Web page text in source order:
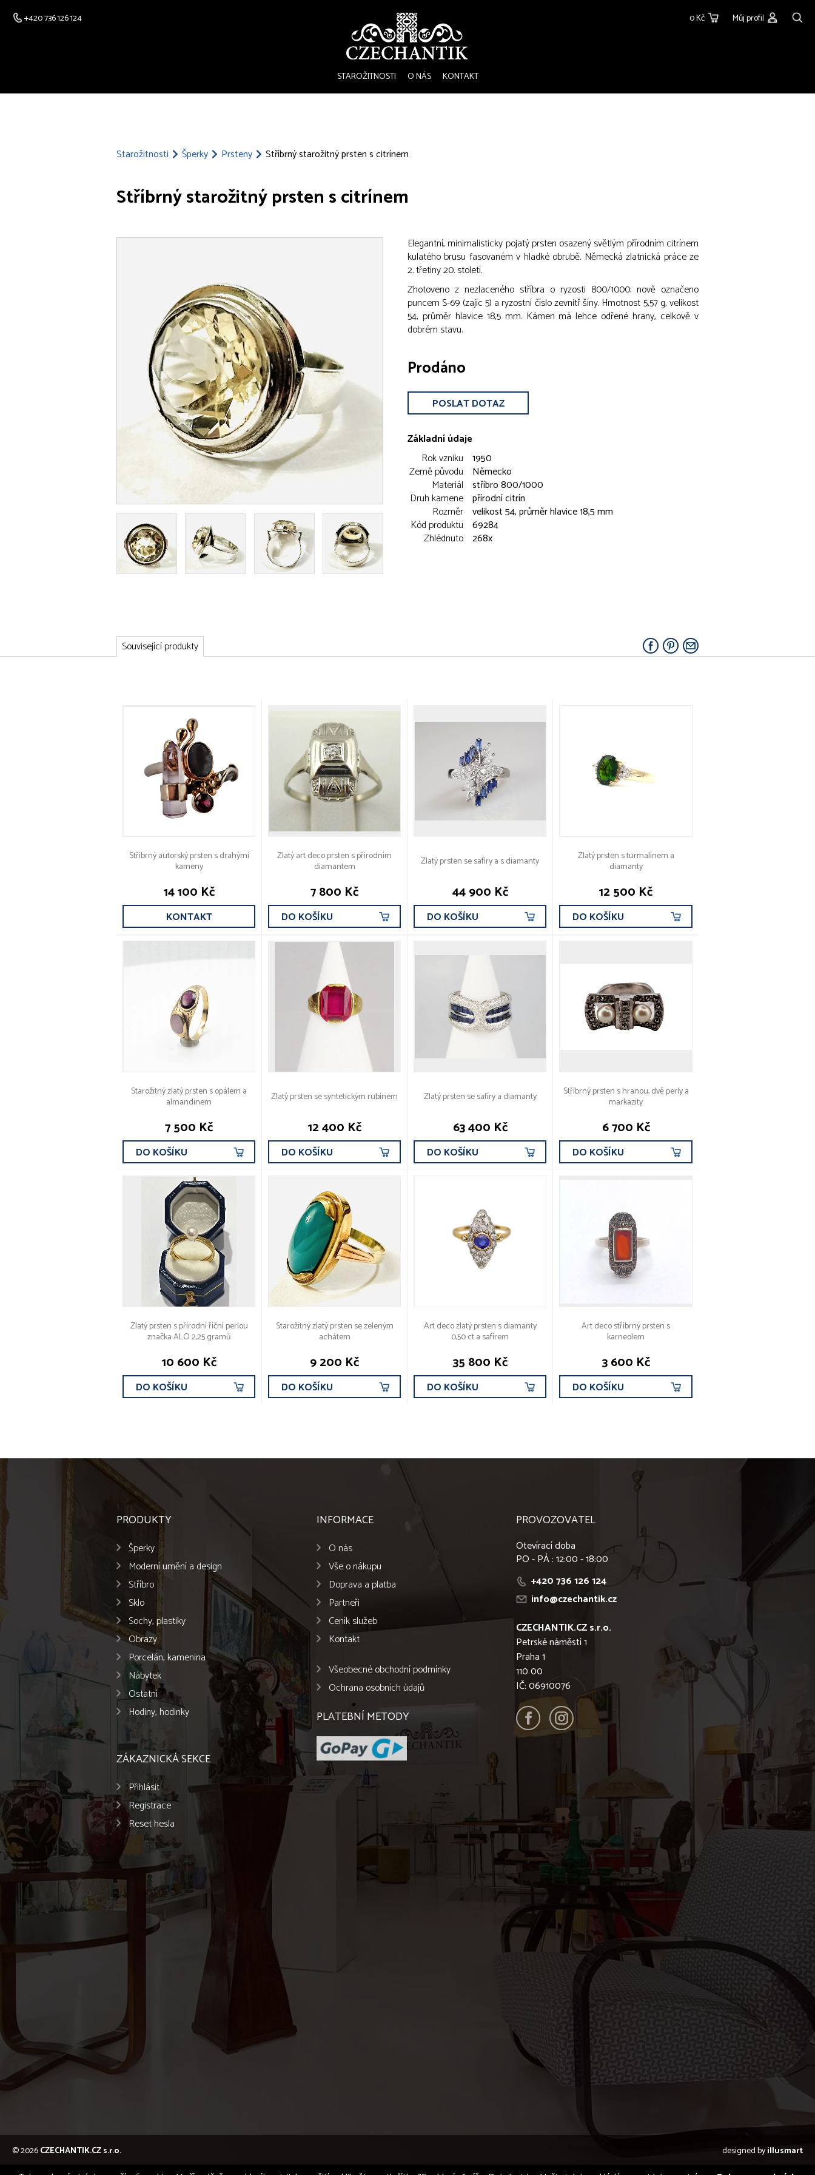
+420 736 126 124 0 Kč Můj profil
STAROŽITNOSTI O NÁS KONTAKT
Starožitnosti Šperky Prsteny Stříbrný starožitný prsten s citrínem
Stříbrný starožitný prsten s citrínem
Elegantní, minimalisticky pojatý prsten osazený světlým přírodním citrínem
kulatého brusu fasovaném v hladké obrubě. Německá zlatnická práce ze
2. třetiny 20. století.
Zhotoveno z nezlaceného stříbra o ryzosti 800/1000; nově označeno
puncem S-69 (zajíc 5) a ryzostní číslo zevnitř šíny. Hmotnost 5,57 g, velikost
54, průměr hlavice 18,5 mm. Kámen má lehce odřené hrany, celkově v
dobrém stavu.
Prodáno
POSLAT DOTAZ
Základní údaje
Rok vzniku 1950
Země původu
Německo
Materiál stříbro 800/1000
Druh kamene přírodní citrín
Rozměr velikost 54, průměr hlavice 18,5 mm
Kód produktu 69284
Zhlédnuto 268x
Související produkty
Stříbrný autorský prsten s drahými
kameny
14 100 Kč
KONTAKT
Zlatý art deco prsten s přírodním
diamantem
7 800 Kč
DO KOŠÍKU
Zlatý prsten se safíry a s diamanty
44 900 Kč
DO KOŠÍKU
Zlatý prsten s turmalínem a
diamanty
12 500 Kč
DO KOŠÍKU
Starožitný zlatý prsten s opálem a
almandinem
7 500 Kč
DO KOŠÍKU
Zlatý prsten se syntetickým rubínem
12 400 Kč
DO KOŠÍKU
Zlatý prsten se safíry a diamanty
63 400 Kč
DO KOŠÍKU
Stříbrný prsten s hranou, dvě perly a
markazity
6 700 Kč
DO KOŠÍKU
Zlatý prsten s přírodní říční perlou
značka ALO 2,25 gramů
10 600 Kč
DO KOŠÍKU
Starožitný zlatý prsten se zeleným
achátem
9 200 Kč
DO KOŠÍKU
Art deco zlatý prsten s diamanty
0,50 ct a safírem
35 800 Kč
DO KOŠÍKU
Art deco stříbrný prsten s
karneolem
3 600 Kč
DO KOŠÍKU
PRODUKTY
Šperky
Moderní umění a design
Stříbro
Sklo
Sochy, plastiky
Obrazy
Porcelán, kamenina
Nábytek
Ostatní
Hodiny, hodinky
ZÁKAZNICKÁ SEKCE
Přihlásit
Registrace
Reset hesla
INFORMACE
O nás
Vše o nákupu
Doprava a platba
Partneři
Ceník služeb
Kontakt
Všeobecné obchodní podmínky
Ochrana osobních údajů
PLATEBNÍ METODY
PROVOZOVATEL
Otevírací doba
PO - PÁ : 12:00 - 18:00
+420 736 126 124
info@czechantik.cz
CZECHANTIK.CZ s.r.o.
Petrské náměstí 1
Praha 1
110 00
IČ: 06910076
© 2026CZECHANTIK.CZ s.r.o. designed byillusmart